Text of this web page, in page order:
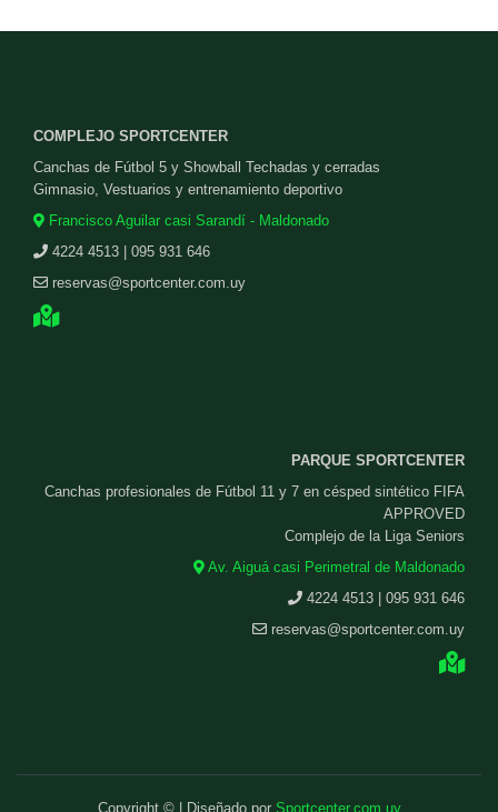
COMPLEJO SPORTCENTER
Canchas de Fútbol 5 y Showball Techadas y cerradas
Gimnasio, Vestuarios y entrenamiento deportivo
Francisco Aguilar casi Sarandí - Maldonado
4224 4513 | 095 931 646
reservas@sportcenter.com.uy
PARQUE SPORTCENTER
Canchas profesionales de Fútbol 11 y 7 en césped sintético FIFA
APPROVED
Complejo de la Liga Seniors
Av. Aiguá casi Perimetral de Maldonado
4224 4513 | 095 931 646
reservas@sportcenter.com.uy
Copyright © | Diseñado por Sportcenter.com.uy